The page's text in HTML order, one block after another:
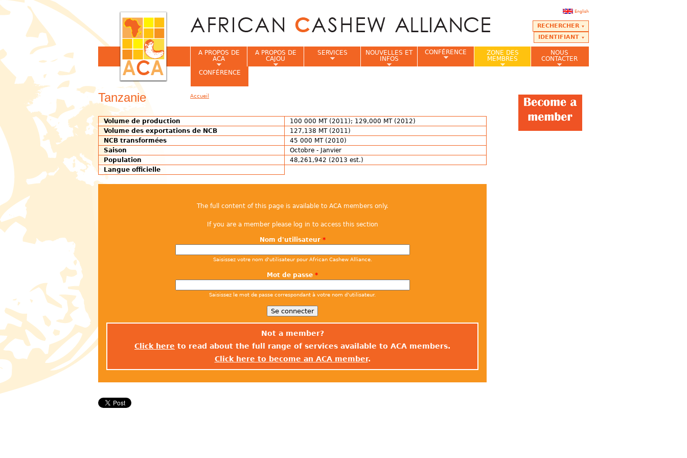
English
RECHERCHER
IDENTIFIANT
Tanzanie
Volume de production
100 000 MT (2011); 129,000 MT (2012)
Volume des exportations de NCB
127,138 MT (2011)
NCB transformées
45 000 MT (2010)
Saison
Octobre - Janvier
Population
48,261,942 (2013 est.)
Langue officielle
The full content of this page is available to ACA members only.
If you are a member please log in to access this section
Nom d'utilisateur *
Saisissez votre nom d'utilisateur pour African Cashew Alliance.
Mot de passe *
Saisissez le mot de passe correspondant à votre nom d'utilisateur.
Not a member?
Click here to read about the full range of services available to ACA members.
Click here to become an ACA member.
A PROPOS DE
ACA
A PROPOS DE
CAJOU
SERVICES
NOUVELLES ET
INFOS
CONFÉRENCE
ZONE DES
MEMBRES
NOUS
CONTACTER
CONFÉRENCE
Accueil